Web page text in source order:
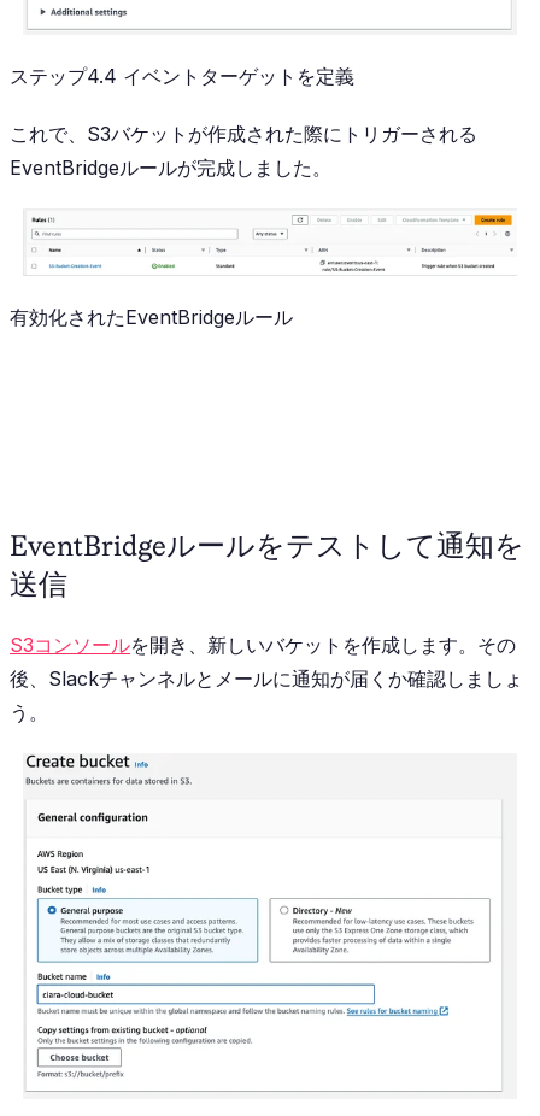
ステップ4.4 イベントターゲットを定義
これで、S3バケットが作成された際にトリガーされる
EventBridgeルールが完成しました。
有効化されたEventBridgeルール
EventBridgeルールをテストして通知を
送信
S3コンソールを開き、新しいバケットを作成します。その
後、Slackチャンネルとメールに通知が届くか確認しましょ
う。